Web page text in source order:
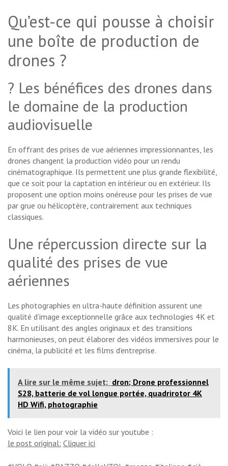
Qu’est-ce qui pousse à choisir
une boîte de production de
drones ?
? Les bénéfices des drones dans
le domaine de la production
audiovisuelle
En offrant des prises de vue aériennes impressionnantes, les
drones changent la production vidéo pour un rendu
cinématographique. Ils permettent une plus grande flexibilité,
que ce soit pour la captation en intérieur ou en extérieur. Ils
proposent une option moins onéreuse pour les prises de vue
par grue ou hélicoptère, contrairement aux techniques
classiques.
Une répercussion directe sur la
qualité des prises de vue
aériennes
Les photographies en ultra-haute définition assurent une
qualité d’image exceptionnelle grâce aux technologies 4K et
8K. En utilisant des angles originaux et des transitions
harmonieuses, on peut élaborer des vidéos immersives pour le
cinéma, la publicité et les films d’entreprise.
A lire sur le même sujet: dron; Drone professionnel
S28, batterie de vol longue portée, quadrirotor 4K
HD Wifi, photographie
Voici le lien pour voir la vidéo sur youtube :
le post original: Cliquer ici